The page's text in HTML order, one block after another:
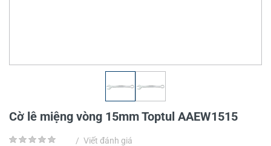
Cờ lê miệng vòng 15mm Toptul AAEW1515
/ Viết đánh giá